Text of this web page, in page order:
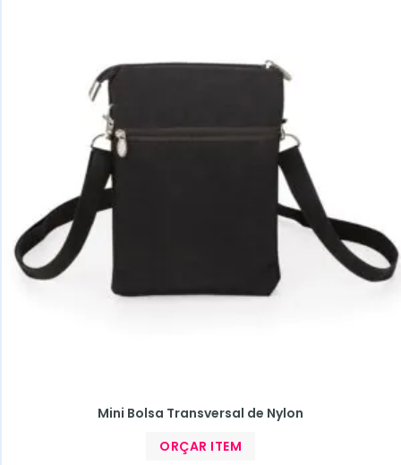
Mini Bolsa Transversal de Nylon
ORÇAR ITEM